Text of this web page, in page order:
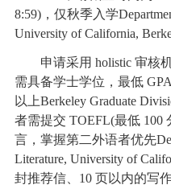
8:59)，仅秋季入学
University of California,
申请采用 holistic 审核机
需具备学士学位，最低
以上Berkeley Graduate
者需提交 TOEFL(最低 100
言，掌握第二外语者优先
Literature, University of
封推荐信、10 页以内的写